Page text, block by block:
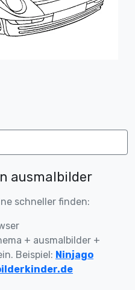
ausmalbilder
schneller finden:
+ ausmalbilder +
Beispiel: Ninjago